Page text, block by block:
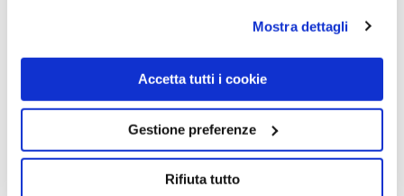
Mostra dettagli
Accetta tutti i cookie
Gestione preferenze
Rifiuta tutto
con tanti materiali utili sul mondo del
Incontra i Recruiter delle aziende ai loro